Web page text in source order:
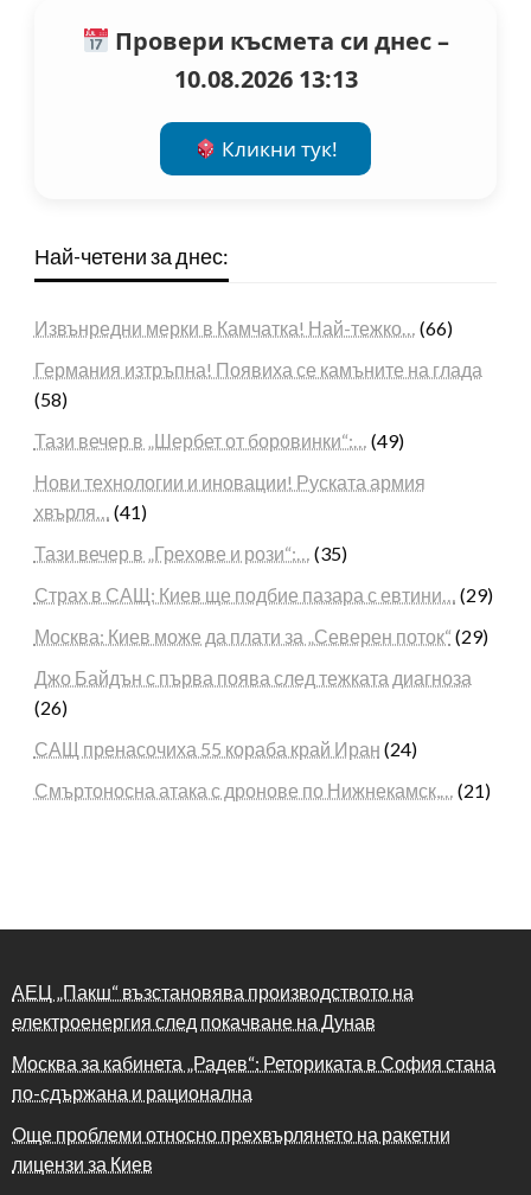
Провери късмета си днес –
10.08.2026 13:13
Кликни тук!
Най-четени за днес:
Извънредни мерки в Камчатка! Най-тежко… (66)
Германия изтръпна! Появиха се камъните на глада
(58)
Тази вечер в „Шербет от боровинки“:… (49)
Нови технологии и иновации! Руската армия
хвърля… (41)
Тази вечер в „Грехове и рози“:… (35)
Страх в САЩ: Киев ще подбие пазара с евтини… (29)
Москва: Киев може да плати за „Северен поток“ (29)
Джо Байдън с първа поява след тежката диагноза
(26)
САЩ пренасочиха 55 кораба край Иран (24)
Смъртоносна атака с дронове по Нижнекамск,… (21)
АЕЦ „Пакш“ възстановява производството на
електроенергия след покачване на Дунав
Москва за кабинета „Радев“: Реториката в София стана
по-сдържана и рационална
Още проблеми относно прехвърлянето на ракетни
лицензи за Киев